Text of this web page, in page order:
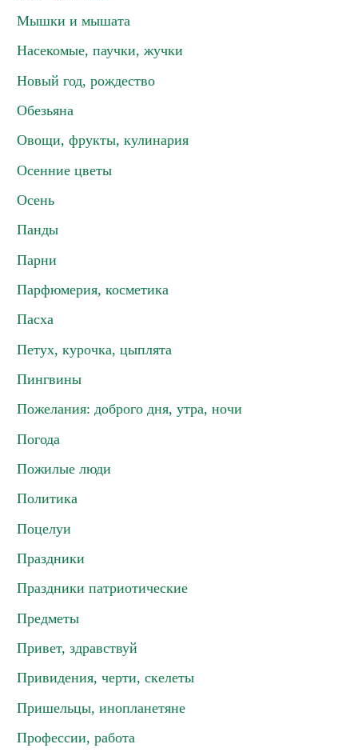
Мышки и мышата
Насекомые, паучки, жучки
Новый год, рождество
Обезьяна
Овощи, фрукты, кулинария
Осенние цветы
Осень
Панды
Парни
Парфюмерия, косметика
Пасха
Петух, курочка, цыплята
Пингвины
Пожелания: доброго дня, утра, ночи
Погода
Пожилые люди
Политика
Поцелуи
Праздники
Праздники патриотические
Предметы
Привет, здравствуй
Привидения, черти, скелеты
Пришельцы, инопланетяне
Профессии, работа